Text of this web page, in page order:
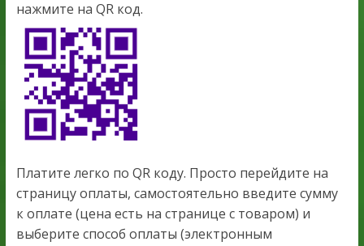
нажмите на QR код.
Платите легко по QR коду. Просто перейдите на
страницу оплаты, самостоятельно введите сумму
к оплате (цена есть на странице с товаром) и
выберите способ оплаты (электронным